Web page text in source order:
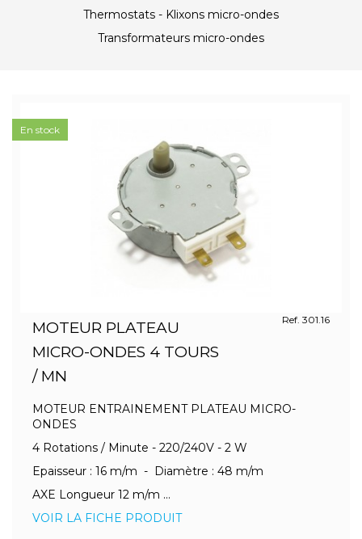
Thermostats - Klixons micro-ondes
Transformateurs micro-ondes
MOTEUR PLATEAU
MICRO-ONDES 4 TOURS
/ MN
Ref. 301.16
MOTEUR ENTRAINEMENT PLATEAU MICRO-
ONDES
4 Rotations / Minute - 220/240V - 2 W
Epaisseur : 16 m/m - Diamètre : 48 m/m
AXE Longueur 12 m/m ...
VOIR LA FICHE PRODUIT
En stock